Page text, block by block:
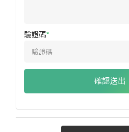
驗證碼
確認送出